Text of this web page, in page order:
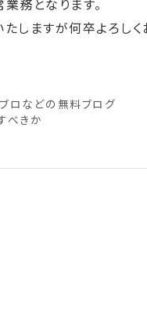
務となります。
しますが何卒よろしく
ロなどの無料ブログ
べきか